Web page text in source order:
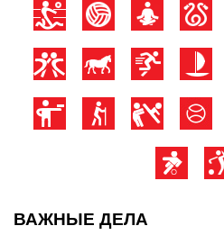
ВАЖНЫЕ ДЕЛА